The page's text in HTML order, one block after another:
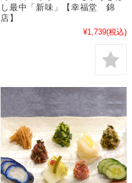
し最中「新味」【幸福堂 錦
店】
¥1,739(税込)